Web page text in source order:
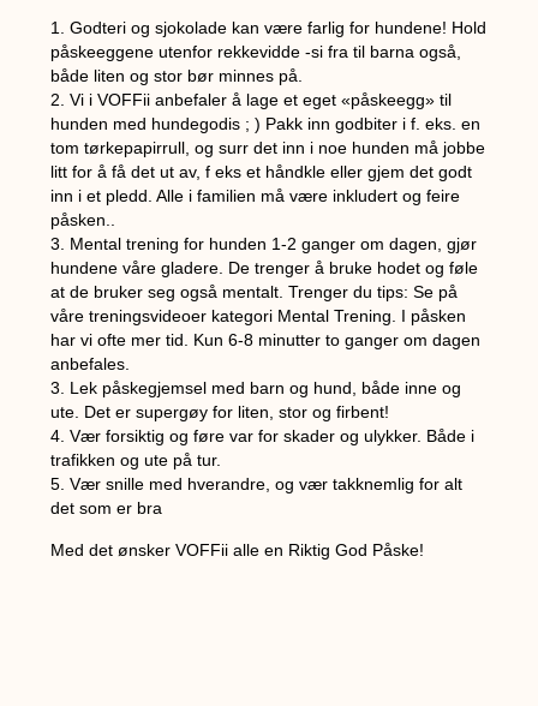
1. Godteri og sjokolade kan være farlig for hundene! Hold
påskeeggene utenfor rekkevidde -si fra til barna også,
både liten og stor bør minnes på.
2. Vi i VOFFii anbefaler å lage et eget «påskeegg» til
hunden med hundegodis ; ) Pakk inn godbiter i f. eks. en
tom tørkepapirrull, og surr det inn i noe hunden må jobbe
litt for å få det ut av, f eks et håndkle eller gjem det godt
inn i et pledd. Alle i familien må være inkludert og feire
påsken..
3. Mental trening for hunden 1-2 ganger om dagen, gjør
hundene våre gladere. De trenger å bruke hodet og føle
at de bruker seg også mentalt. Trenger du tips: Se på
våre treningsvideoer kategori Mental Trening. I påsken
har vi ofte mer tid. Kun 6-8 minutter to ganger om dagen
anbefales.
3. Lek påskegjemsel med barn og hund, både inne og
ute. Det er supergøy for liten, stor og firbent!
4. Vær forsiktig og føre var for skader og ulykker. Både i
trafikken og ute på tur.
5. Vær snille med hverandre, og vær takknemlig for alt
det som er bra
Med det ønsker VOFFii alle en Riktig God Påske!